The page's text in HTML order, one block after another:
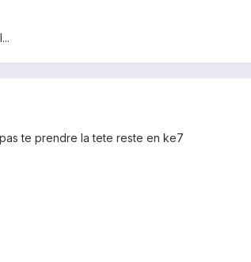
te prendre la tete reste en ke7